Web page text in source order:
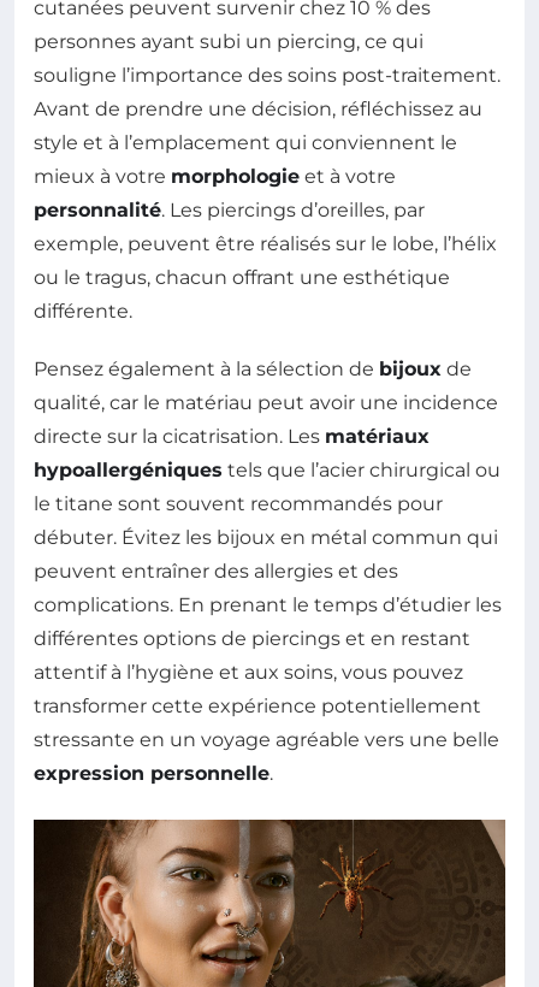
cutanées peuvent survenir chez 10 % des
personnes ayant subi un piercing, ce qui
souligne l’importance des soins post-traitement.
Avant de prendre une décision, réfléchissez au
style et à l’emplacement qui conviennent le
mieux à votre morphologie et à votre
personnalité. Les piercings d’oreilles, par
exemple, peuvent être réalisés sur le lobe, l’hélix
ou le tragus, chacun offrant une esthétique
différente.
Pensez également à la sélection de bijoux de
qualité, car le matériau peut avoir une incidence
directe sur la cicatrisation. Les matériaux
hypoallergéniques tels que l’acier chirurgical ou
le titane sont souvent recommandés pour
débuter. Évitez les bijoux en métal commun qui
peuvent entraîner des allergies et des
complications. En prenant le temps d’étudier les
différentes options de piercings et en restant
attentif à l’hygiène et aux soins, vous pouvez
transformer cette expérience potentiellement
stressante en un voyage agréable vers une belle
expression personnelle.